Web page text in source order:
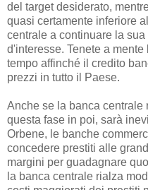
del target desiderato,
quasi certamente inferiore
centrale a continuare la
d'interesse. Tenete a
tempo affinché il credito
prezzi in tutto il Paese.
Anche se la banca centrale
questa fase in poi, sarà
Orbene, le banche
concedere prestiti alle
margini per guadagnare
la banca centrale rialza